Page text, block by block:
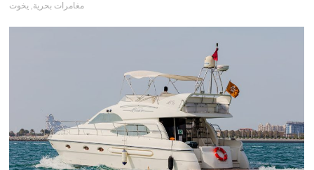
مغامرات بحرية, يخوت